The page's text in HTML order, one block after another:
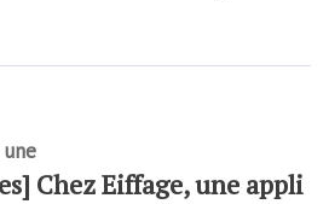
Chez Eiffage, une appli